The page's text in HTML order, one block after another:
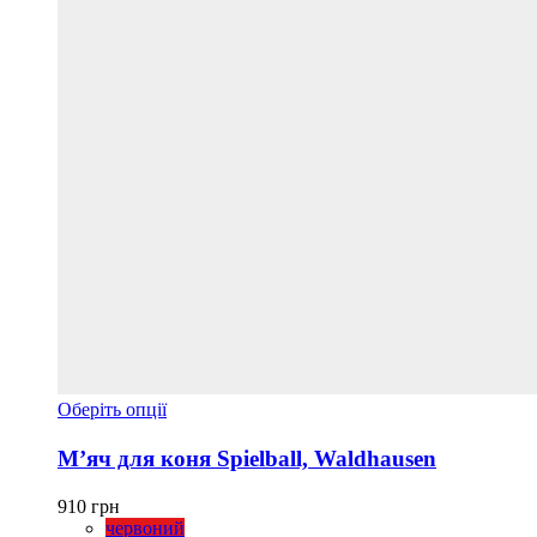
Оберіть опціїЦей
має
кілька
Параметри
М’яч для коня Spielball, Waldhausen
910 грн
червоний